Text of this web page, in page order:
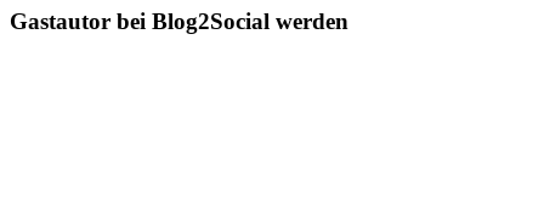
Gastautor bei Blog2Social werden